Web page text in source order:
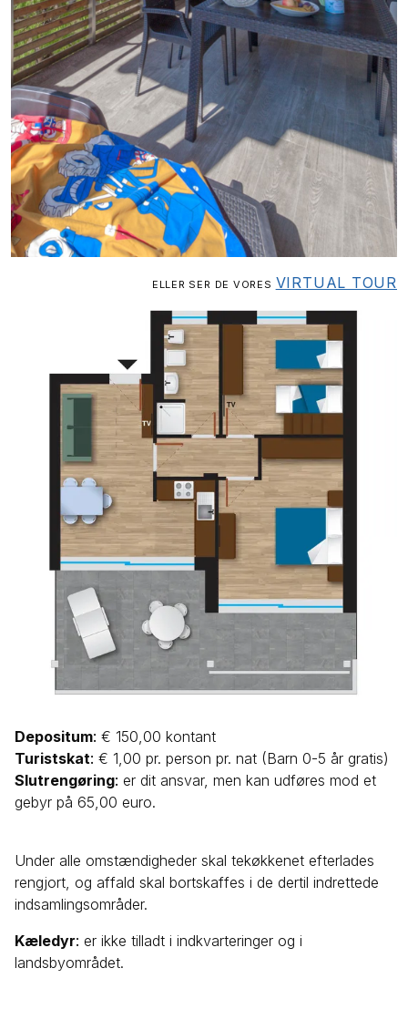
ELLER SER DE VORES VIRTUAL TOUR
Depositum: € 150,00 kontant
Turistskat: € 1,00 pr. person pr. nat (Barn 0-5 år gratis)
Slutrengøring: er dit ansvar, men kan udføres mod et
gebyr på 65,00 euro.
Under alle omstændigheder skal tekøkkenet efterlades
rengjort, og affald skal bortskaffes i de dertil indrettede
indsamlingsområder.
Kæledyr: er ikke tilladt i indkvarteringer og i
landsbyområdet.